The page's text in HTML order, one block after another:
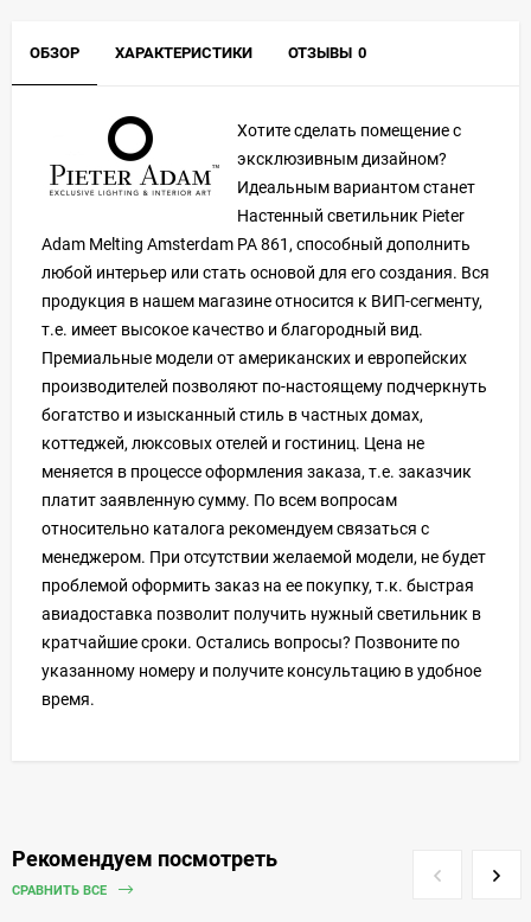
ОБЗОР ХАРАКТЕРИСТИКИ ОТЗЫВЫ 0
Хотите сделать помещение с
эксклюзивным дизайном?
Идеальным вариантом станет
Настенный светильник Pieter
Adam Melting Amsterdam PA 861, способный дополнить
любой интерьер или стать основой для его создания. Вся
продукция в нашем магазине относится к ВИП-сегменту,
т.е. имеет высокое качество и благородный вид.
Премиальные модели от американских и европейских
производителей позволяют по-настоящему подчеркнуть
богатство и изысканный стиль в частных домах,
коттеджей, люксовых отелей и гостиниц. Цена не
меняется в процессе оформления заказа, т.е. заказчик
платит заявленную сумму. По всем вопросам
относительно каталога рекомендуем связаться с
менеджером. При отсутствии желаемой модели, не будет
проблемой оформить заказ на ее покупку, т.к. быстрая
авиадоставка позволит получить нужный светильник в
кратчайшие сроки. Остались вопросы? Позвоните по
указанному номеру и получите консультацию в удобное
время.
Рекомендуем посмотреть
СРАВНИТЬ ВСЕ